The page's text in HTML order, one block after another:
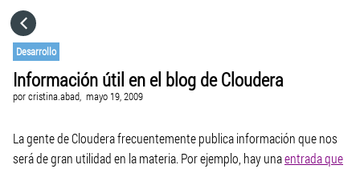
Desarrollo
Información útil en el blog de Cloudera
porcristina.abad, mayo 19, 2009
La gente de Cloudera frecuentemente publica información que nos
será de gran utilidad en la materia. Por ejemplo, hay unaentrada que
CATEGORÍAS
IR A